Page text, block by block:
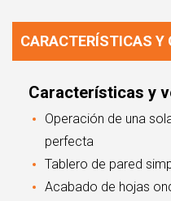
CARACTERÍSTICAS Y
Características y
Operación de una
perfecta
Tablero de pared
Acabado de hojas